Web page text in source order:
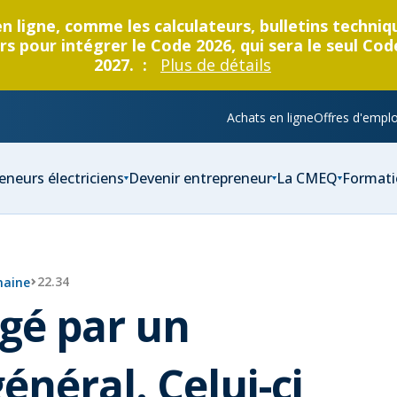
comme les calculateurs, bulletins
pour intégrer le Code 2026, qui sera le seul
2027. :
Plus de détails
Achats en ligneOffres
électriciens Devenir entrepreneur La CMEQ
22.34
par un
Celui-ci